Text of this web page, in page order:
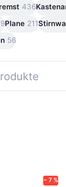
436
Plane 211
56
− 7 %